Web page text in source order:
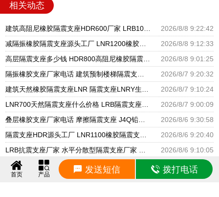
相关动态
建筑高阻尼橡胶隔震支座HDR600厂家 LRB1000铅芯支座源头工厂 高阻尼隔震支座HDR源头工厂
2026/8/8 9:22:42
减隔振橡胶隔震支座源头工厂 LNR1200橡胶隔震支座生产厂家 建筑抗震支座工厂厂家
2026/8/8 9:12:33
高层隔震支座多少钱 HDR800高阻尼橡胶隔震支座多少钱 LRB隔震支座900(II型)
2026/8/8 9:01:25
隔振橡胶支座厂家电话 建筑预制楼梯隔震支座源头工厂 LNR800天然隔震支座多少钱
2026/8/7 9:20:32
建筑天然橡胶隔震支座LNR 隔震支座LNRY生产厂家 高阻尼HDR橡胶隔震支座厂家
2026/8/7 9:10:24
LNR700天然隔震支座什么价格 LRB隔震支座800(II型)源头工厂 建筑减震支座生产厂家
2026/8/7 9:00:09
叠层橡胶支座厂家电话 摩擦隔震支座 J4Q铅芯橡胶隔震支座厂家
2026/8/6 9:30:58
隔震支座HDR源头工厂 LNR1100橡胶隔震支座生产加工 橡胶隔震支座哪里便宜
2026/8/6 9:20:40
LRB抗震支座厂家 水平分散型隔震支座厂家 建筑隔震支座橡胶隔震支座
2026/8/6 9:10:05
2026/8/6 9:00:00
LRB1200支座 LNR1500天然橡胶隔震支座生产厂家 LRB900铅芯隔震支座多少钱
2026/8/5 9:22:54
首页 产品 发送短信 拨打电话